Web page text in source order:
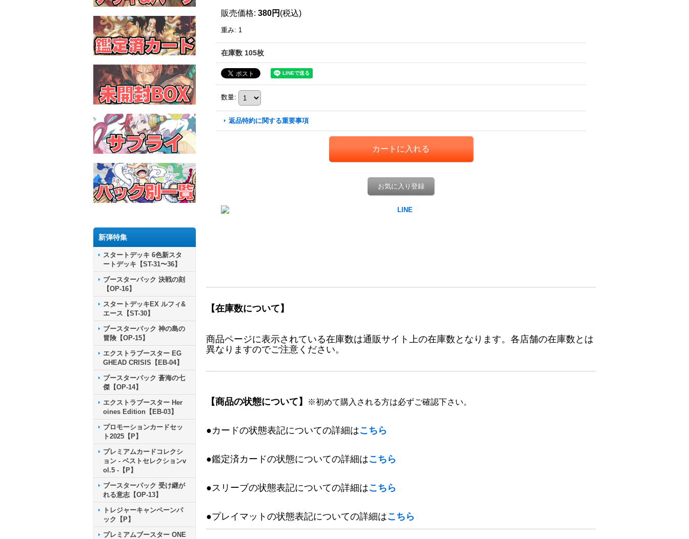
新弾特集
スタートデッキ 6色新スタ
ートデッキ【ST-31〜36】
ブースターパック 決戦の刻
【OP-16】
スタートデッキEX ルフィ&
エース【ST-30】
ブースターパック 神の島の
冒険【OP-15】
エクストラブースター EG
GHEAD CRISIS【EB-04】
ブースターパック 蒼海の七
傑【OP-14】
エクストラブースター Her
oines Edition【EB-03】
プロモーションカードセッ
ト2025【P】
プレミアムカードコレクシ
ョン - ベストセレクションv
ol.5 -【P】
ブースターパック 受け継が
れる意志【OP-13】
トレジャーキャンペーンパ
ック【P】
プレミアムブースター ONE
販売価格: 380円 (税込)
重み: 1
在庫数 105枚
数量:
返品特約に関する重要事項
お気に入り登録
【在庫数について】
商品ページに表示されている在庫数は通販サイト上の在庫数となります。各店舗の在庫数とは
異なりますのでご注意ください。
【商品の状態について】 ※初めて購入される方は必ずご確認下さい。
●カードの状態表記についての詳細はこちら
●鑑定済カードの状態についての詳細はこちら
●スリーブの状態表記についての詳細はこちら
●プレイマットの状態表記についての詳細はこちら